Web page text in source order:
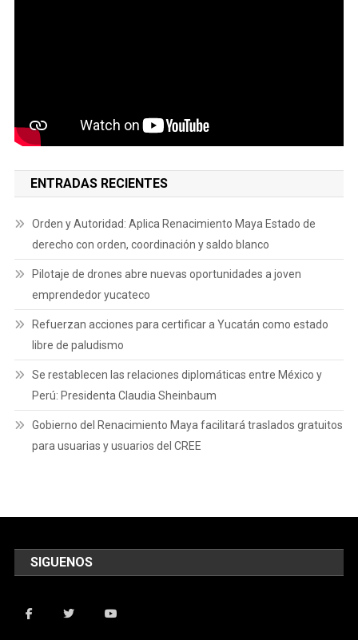
ENTRADAS RECIENTES
Orden y Autoridad: Aplica Renacimiento Maya Estado de
derecho con orden, coordinación y saldo blanco
Pilotaje de drones abre nuevas oportunidades a joven
emprendedor yucateco
Refuerzan acciones para certificar a Yucatán como estado
libre de paludismo
Se restablecen las relaciones diplomáticas entre México y
Perú: Presidenta Claudia Sheinbaum
Gobierno del Renacimiento Maya facilitará traslados gratuitos
para usuarias y usuarios del CREE
SIGUENOS